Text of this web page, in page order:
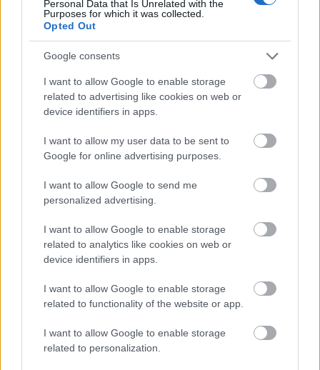
Personal Data that Is Unrelated with the
Purposes for which it was collected.
Opted Out
Google consents
I want to allow Google to enable storage
related to advertising like cookies on web or
device identifiers in apps.
I want to allow my user data to be sent to
Google for online advertising purposes.
I want to allow Google to send me
personalized advertising.
I want to allow Google to enable storage
related to analytics like cookies on web or
device identifiers in apps.
I want to allow Google to enable storage
related to functionality of the website or app.
I want to allow Google to enable storage
related to personalization.
Bicske Kelet csomópont építése
csomópont épül Angyalföldön
Másfélszeresére bővítik
Hódmezővásárhely jó hírű református
HÍRLEVÉL
E-mail cím